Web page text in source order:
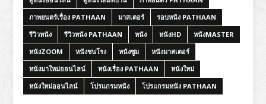
ภาพยนตร์เรื่อง PATHAAN
มาสเตอร์
รอบหนัง PATHAAN
รีวิวหนัง
รีวิวหนัง PATHAAN หนัง หนังHD
หนังMASTER
หนังZOOM
หนังชนโรง หนังซูม
หนังมาสเตอร์
หนังมาใหม่ออนไลน์
หนังเรื่อง PATHAAN
หนังใหม่
หนังใหม่ออนไลน์
โปรแกรมหนัง โปรแกรมหนัง PATHAAN